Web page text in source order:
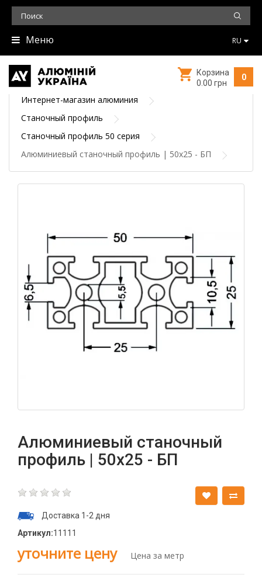
Меню RU
0
Корзина
0.00 грн
Интернет-магазин алюминия
Станочный профиль
Станочный профиль 50 серия
Алюминиевый станочный профиль | 50х25 - БП
Алюминиевый станочный
профиль | 50х25 - БП
Доставка 1-2 дня
Артикул:11111
уточните цену Цена за метр